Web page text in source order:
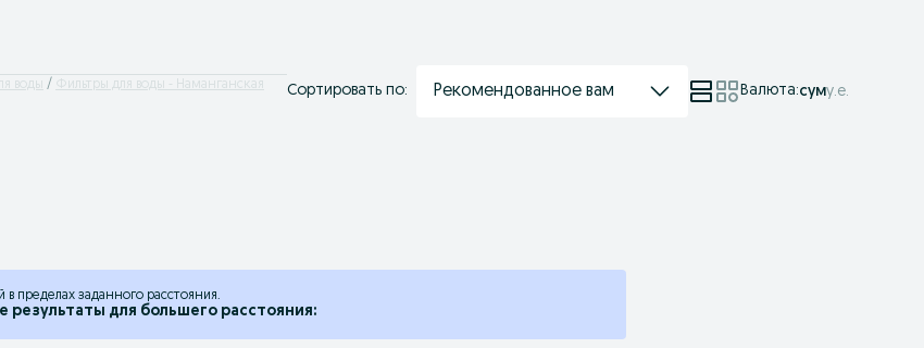
воды
Фильтры для воды - Наманганская
Сортировать по: Рекомендованное вам Валюта:суму.е.
в пределах заданного расстояния.
результаты для большего расстояния: